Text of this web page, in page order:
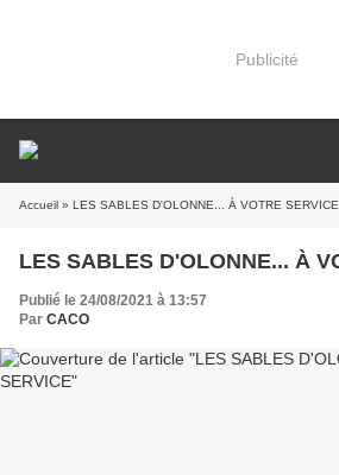
Publicité
Accueil » LES SABLES D'OLONNE... À VOTRE SERVICE
LES SABLES D'OLONNE... À
Publié le 24/08/2021 à 13:57
Par CACO